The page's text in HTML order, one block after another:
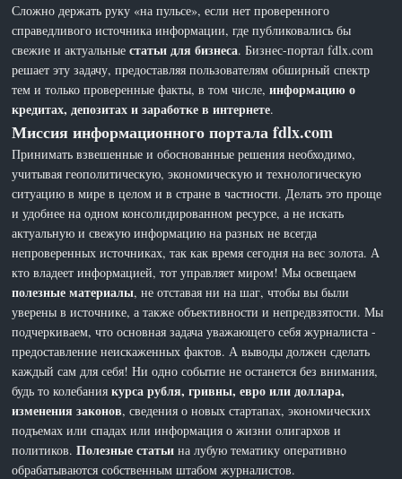
Сложно держать руку «на пульсе», если нет проверенного
справедливого источника информации, где публиковались бы
свежие и актуальныестатьи для бизнеса. Бизнес-портал fdlx.com
решает эту задачу, предоставляя пользователям обширный спектр
тем и только проверенные факты, в том числе,информацию о
кредитах, депозитах и заработке в интернете.
Миссия информационного портала fdlx.com
Принимать взвешенные и обоснованные решения необходимо,
учитывая геополитическую, экономическую и технологическую
ситуацию в мире в целом и в стране в частности. Делать это проще
и удобнее на одном консолидированном ресурсе, а не искать
актуальную и свежую информацию на разных не всегда
непроверенных источниках, так как время сегодня на вес золота. А
кто владеет информацией, тот управляет миром! Мы освещаем
полезные материалы, не отставая ни на шаг, чтобы вы были
уверены в источнике, а также объективности и непредвзятости. Мы
подчеркиваем, что основная задача уважающего себя журналиста -
предоставление неискаженных фактов. А выводы должен сделать
каждый сам для себя! Ни одно событие не останется без внимания,
будь то колебаниякурса рубля, гривны, евро или доллара,
изменения законов, сведения о новых стартапах, экономических
подъемах или спадах или информация о жизни олигархов и
политиков.Полезные статьи на лубую тематику оперативно
обрабатываются собственным штабом журналистов.